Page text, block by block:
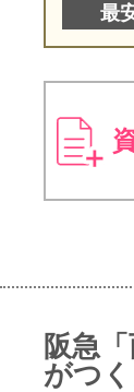
最
阪急
がつ